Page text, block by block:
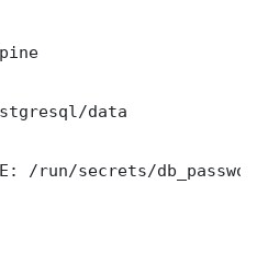
data
/run/secrets/